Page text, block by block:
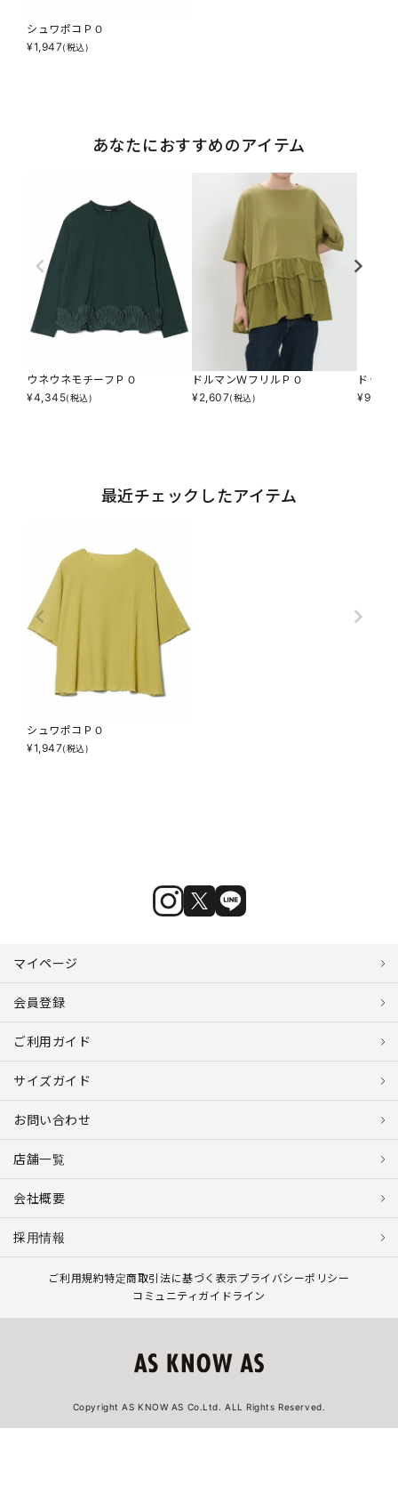
シュワポコＰＯ
¥1,947(税込)
あなたにおすすめのアイテム
ウネウネモチーフＰＯ
¥4,345(税込)
ドルマンＷフリルＰＯ
¥2,607(税込)
ドット
¥9,790
最近チェックしたアイテム
シュワポコＰＯ
¥1,947(税込)
マイページ
会員登録
ご利用ガイド
サイズガイド
お問い合わせ
店舗一覧
会社概要
採用情報
ご利用規約特定商取引法に基づく表示プライバシーポリシー
コミュニティガイドライン
Copyright AS KNOW AS Co.Ltd. ALL Rights Reserved.